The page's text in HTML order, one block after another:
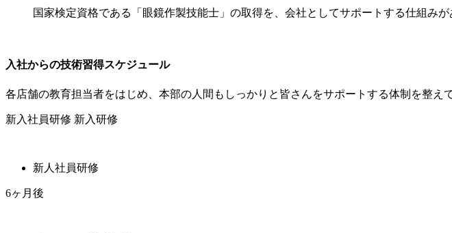
国家検定資格である「眼鏡作製技能士」の取得を、会社としてサポートする仕組みが
入社からの技術習得スケジュール
各店舗の教育担当者をはじめ、本部の人間もしっかりと皆さんをサポートする体制を整え
新入社員研修 新入研修
新人社員研修
6ヶ月後